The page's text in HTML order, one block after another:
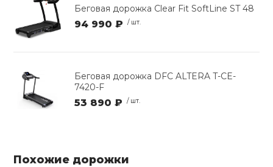
Беговая дорожка Clear Fit SoftLine ST 48
94 990 ₽ / шт.
Беговая дорожка DFC ALTERA T-CE-
7420-F
53 890 ₽ / шт.
Похожие дорожки